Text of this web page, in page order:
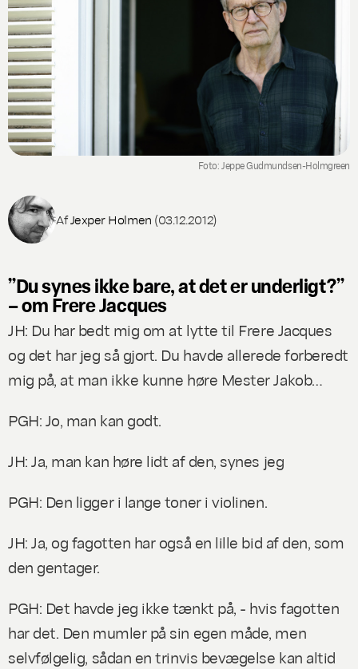
Foto: Jeppe Gudmundsen-Holmgreen
AfJexper Holmen (03.12.2012)
”Du synes ikke bare, at det er underligt?”
– omFrere Jacques
JH: Du har bedt mig om at lytte til Frere Jacques
og det har jeg så gjort. Du havde allerede forberedt
mig på, at man ikke kunne høre Mester Jakob…
PGH: Jo, man kan godt.
JH: Ja, man kan høre lidt af den, synes jeg
PGH: Den ligger i lange toner i violinen.
JH: Ja, og fagotten har også en lille bid af den, som
den gentager.
PGH: Det havde jeg ikke tænkt på, - hvis fagotten
har det. Den mumler på sin egen måde, men
selvfølgelig, sådan en trinvis bevægelse kan altid